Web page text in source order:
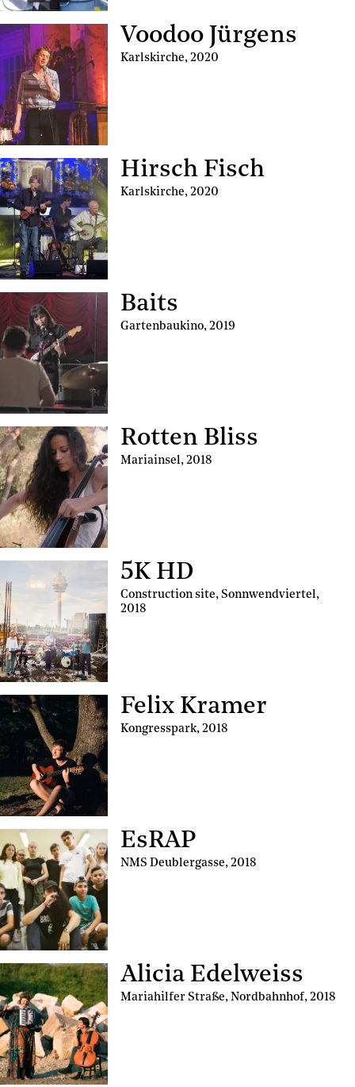
Voodoo Jürgens
Karlskirche,2020
Hirsch Fisch
Karlskirche,2020
Baits
Gartenbaukino,2019
Rotten Bliss
Mariainsel,2018
5K HD
Construction site, Sonnwendviertel,
2018
Felix Kramer
Kongresspark,2018
EsRAP
NMS Deublergasse,2018
Alicia Edelweiss
Mariahilfer Straße, Nordbahnhof,2018